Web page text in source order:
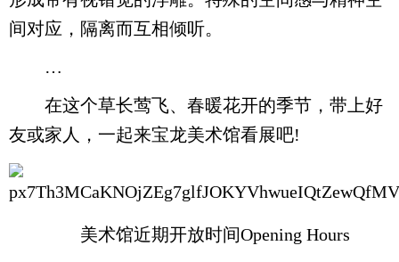
间对应，隔离而互相倾听。
…
在这个草长莺飞、春暖花开的季节，带上好
友或家人，一起来宝龙美术馆看展吧!
​ 美术馆近期开放时间Opening Hours